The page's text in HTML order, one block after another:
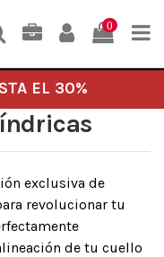
0
EL 30%
exclusiva de
revolucionar tu
de tu cuello